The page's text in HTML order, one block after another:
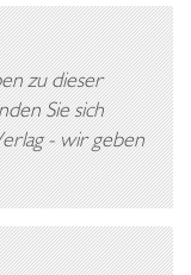
zu dieser
Sie sich
- wir geben